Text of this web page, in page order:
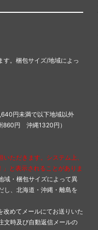
。梱包サイズ/地域によっ
円未満で以下地域以外
860円 沖縄1320円）
ただきます。システム上、
と表示されることがありま
域・梱包サイズによって異
、北海道・沖縄・離島を
めてメールにてお送りいた
文時及び自動返信メールの